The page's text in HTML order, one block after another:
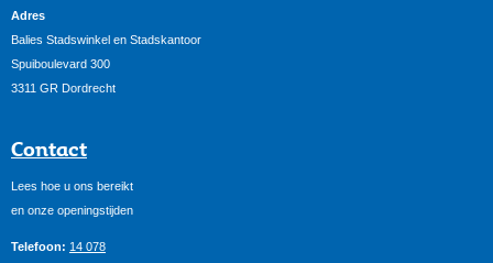
Adres
Balies Stadswinkel en Stadskantoor
Spuiboulevard 300
3311 GR Dordrecht
Contact
Lees hoe u ons bereikt
en onze openingstijden
Telefoon: 14 078